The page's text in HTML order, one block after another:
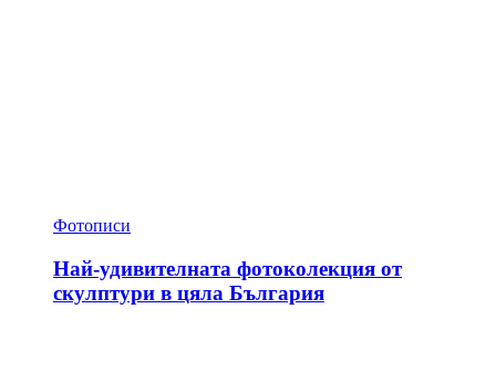
Фотописи
Най-удивителната фотоколекция от
скулптури в цяла България